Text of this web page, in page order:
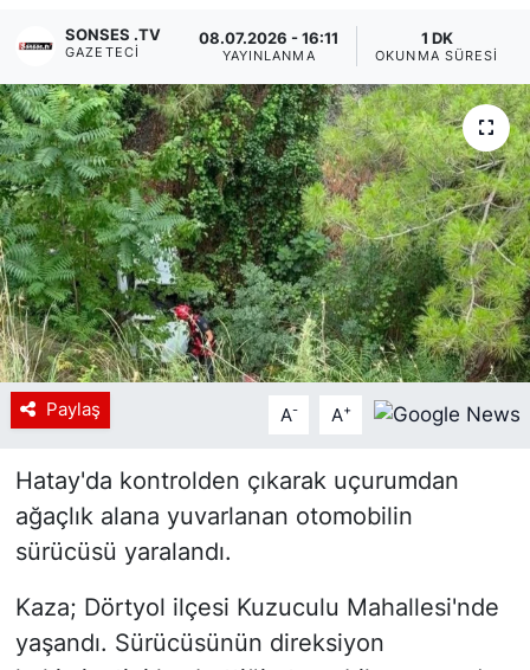
SONSES .TV
GAZETECI
08.07.2026 - 16:11
YAYINLANMA
1 DK
OKUNMA SÜRESI
Paylaş A- A+
Hatay'da kontrolden çıkarak uçurumdan
ağaçlık alana yuvarlanan otomobilin
sürücüsü yaralandı.
Kaza; Dörtyol ilçesi Kuzuculu Mahallesi'nde
yaşandı. Sürücüsünün direksiyon
MAGAZİN
SAĞLIK
Siyaset
YEREL HABER
Haberde insan
Tanıtım
Son Dakika Haberleri
Haber Arşivi